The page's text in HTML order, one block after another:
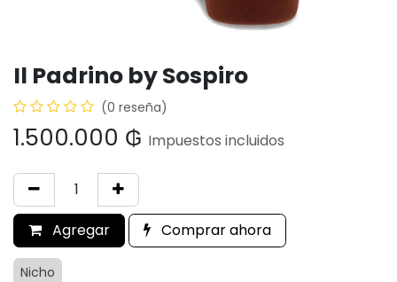
Il Padrino by Sospiro
(0 reseña)
1.500.000 ₲ Impuestos incluidos
Agregar Comprar ahora
Nicho